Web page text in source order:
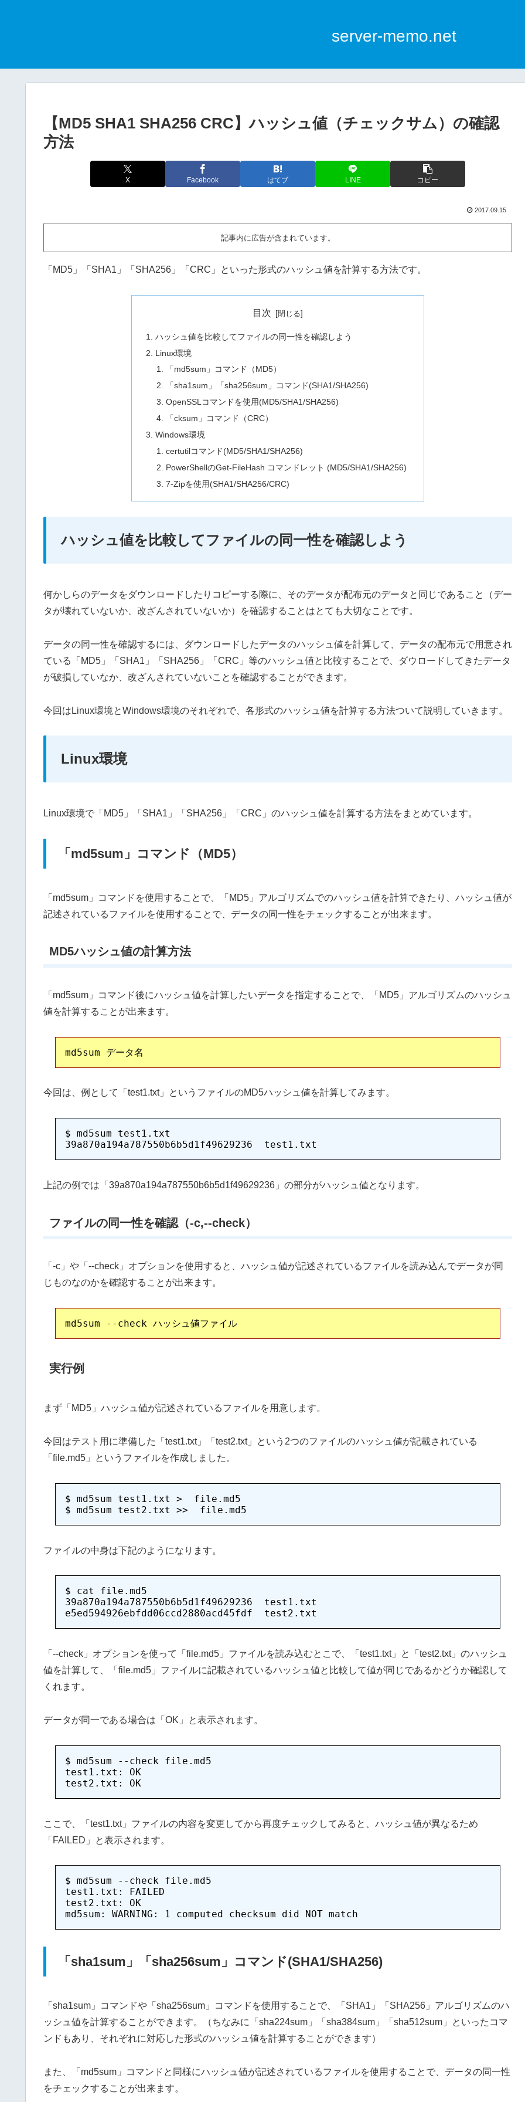
server-memo.net
【MD5 SHA1 SHA256 CRC】ハッシュ値（チェックサム）の確認
方法
X Facebook はてブ LINE コピー
2017.09.15
記事内に広告が含まれています。
「MD5」「SHA1」「SHA256」「CRC」といった形式のハッシュ値を計算する方法です。
目次
ハッシュ値を比較してファイルの同一性を確認しよう
Linux環境
「md5sum」コマンド（MD5）
「sha1sum」「sha256sum」コマンド(SHA1/SHA256)
OpenSSLコマンドを使用(MD5/SHA1/SHA256)
「cksum」コマンド（CRC）
Windows環境
certutilコマンド(MD5/SHA1/SHA256)
PowerShellのGet-FileHash コマンドレット (MD5/SHA1/SHA256)
7-Zipを使用(SHA1/SHA256/CRC)
ハッシュ値を比較してファイルの同一性を確認しよう
何かしらのデータをダウンロードしたりコピーする際に、そのデータが配布元のデータと同じであること（デー
タが壊れていないか、改ざんされていないか）を確認することはとても大切なことです。
データの同一性を確認するには、ダウンロードしたデータのハッシュ値を計算して、データの配布元で用意され
ている「MD5」「SHA1」「SHA256」「CRC」等のハッシュ値と比較することで、ダウロードしてきたデータ
が破損していなか、改ざんされていないことを確認することができます。
今回はLinux環境とWindows環境のそれぞれで、各形式のハッシュ値を計算する方法ついて説明していきます。
Linux環境
Linux環境で「MD5」「SHA1」「SHA256」「CRC」のハッシュ値を計算する方法をまとめています。
「md5sum」コマンド（MD5）
「md5sum」コマンドを使用することで、「MD5」アルゴリズムでのハッシュ値を計算できたり、ハッシュ値が
記述されているファイルを使用することで、データの同一性をチェックすることが出来ます。
MD5ハッシュ値の計算方法
「md5sum」コマンド後にハッシュ値を計算したいデータを指定することで、「MD5」アルゴリズムのハッシュ
値を計算することが出来ます。
今回は、例として「test1.txt」というファイルのMD5ハッシュ値を計算してみます。
$ md5sum test1.txt
上記の例では「39a870a194a787550b6b5d1f49629236」の部分がハッシュ値となります。
ファイルの同一性を確認（-c,--check）
「-c」や「--check」オプションを使用すると、ハッシュ値が記述されているファイルを読み込んでデータが同
じものなのかを確認することが出来ます。
実行例
まず「MD5」ハッシュ値が記述されているファイルを用意します。
今回はテスト用に準備した「test1.txt」「test2.txt」という2つのファイルのハッシュ値が記載されている
「file.md5」というファイルを作成しました。
$ md5sum test1.txt >  file.md5
ファイルの中身は下記のようになります。
$ cat file.md5
39a870a194a787550b6b5d1f49629236  test1.txt
「--check」オプションを使って「file.md5」ファイルを読み込むとこで、「test1.txt」と「test2.txt」のハッシュ
値を計算して、「file.md5」ファイルに記載されているハッシュ値と比較して値が同じであるかどうか確認して
くれます。
データが同一である場合は「OK」と表示されます。
$ md5sum --check file.md5
test1.txt: OK
ここで、「test1.txt」ファイルの内容を変更してから再度チェックしてみると、ハッシュ値が異なるため
「FAILED」と表示されます。
$ md5sum --check file.md5
test1.txt: FAILED
test2.txt: OK
「sha1sum」「sha256sum」コマンド(SHA1/SHA256)
「sha1sum」コマンドや「sha256sum」コマンドを使用することで、「SHA1」「SHA256」アルゴリズムのハ
ッシュ値を計算することができます。（ちなみに「sha224sum」「sha384sum」「sha512sum」といったコマ
ンドもあり、それぞれに対応した形式のハッシュ値を計算することができます）
また、「md5sum」コマンドと同様にハッシュ値が記述されているファイルを使用することで、データの同一性
をチェックすることが出来ます。